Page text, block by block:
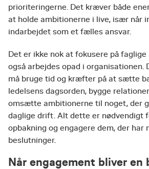
prioriteringerne. Det kræver både
at holde ambitionerne i live, især når
indarbejdet som et fælles ansvar.
Det er ikke nok at fokusere på faglige
også arbejdes opad i organisationen.
må bruge tid og kræfter på at sætte
ledelsens dagsorden, bygge
omsætte ambitionerne til noget, der
daglige drift. Alt dette er nødvendigt
opbakning og engagere dem, der
beslutninger.
Når engagement bliver en